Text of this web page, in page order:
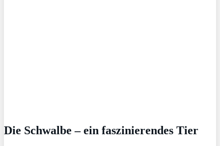
Die Schwalbe – ein faszinierendes Tier